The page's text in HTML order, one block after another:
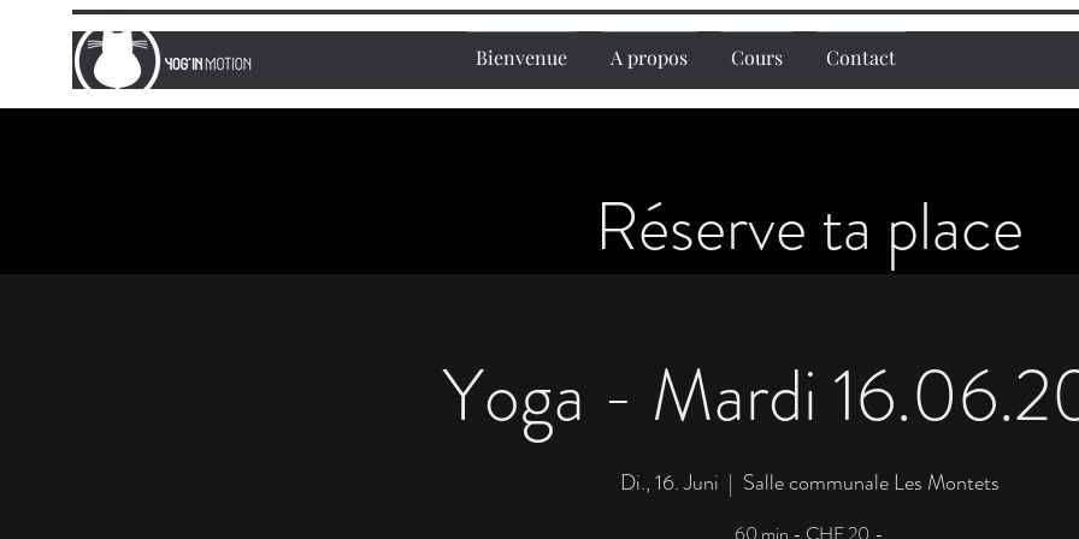
Bienvenue A propos Cours Contact
Réserve ta place
Yoga - Mardi
Di., 16. Juni
  |
Salle communale Les Montets